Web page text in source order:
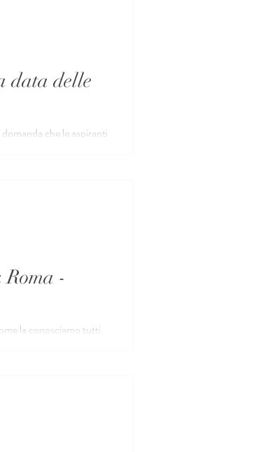
data delle
che le aspiranti
-
la conosciamo tutti,